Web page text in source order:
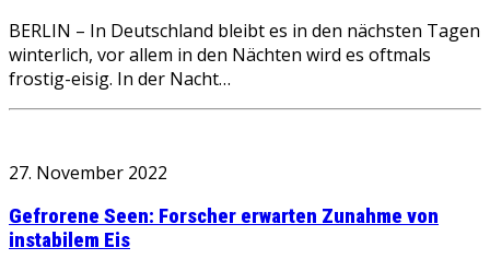
BERLIN – In Deutschland bleibt es in den nächsten Tagen
winterlich, vor allem in den Nächten wird es oftmals
frostig-eisig. In der Nacht…
27. November 2022
Gefrorene Seen: Forscher erwarten Zunahme von
instabilem Eis